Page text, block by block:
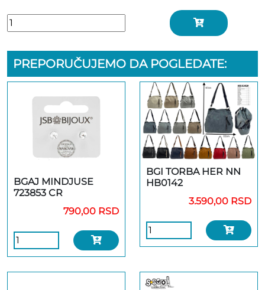
PREPORUČUJEMO DA POGLEDATE:
BGAJ MINDJUSE
723853 CR
790,00 RSD
BGI TORBA HER NN
HB0142
3.590,00 RSD